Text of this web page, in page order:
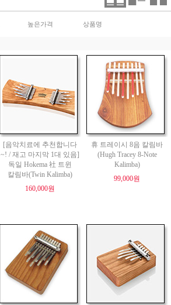
높은가격 상품명
[음악치료에 추천합니다
~! / 재고 마지막 1대 있음]
독일 Hokema 社 트윈
칼림바(Twin Kalimba)
160,000원
휴 트레이시 8음 칼림바
(Hugh Tracey 8-Note
Kalimba)
99,000원